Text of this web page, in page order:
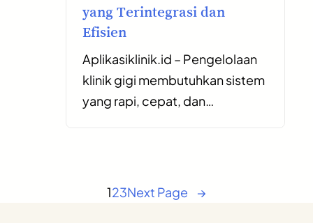
yang Terintegrasi dan
Efisien
Aplikasiklinik.id – Pengelolaan
klinik gigi membutuhkan sistem
yang rapi, cepat, dan…
123Next Page →